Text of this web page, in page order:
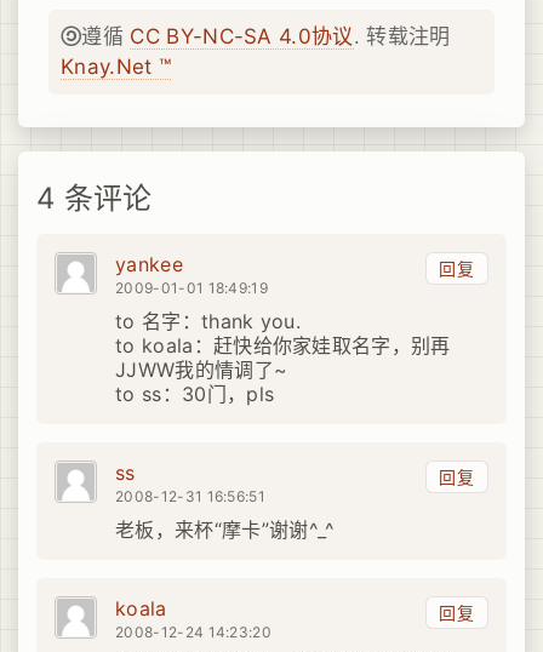
遵循 CC BY-NC-SA 4.0协议. 转载注明
Knay.Net ™
4 条评论
回复
yankee
2009-01-01 18:49:19
to 名字：thank you.
to koala：赶快给你家娃取名字，别再
JJWW我的情调了~
to ss：30门，pls
回复
ss
2008-12-31 16:56:51
老板，来杯“摩卡”谢谢^_^
回复
koala
2008-12-24 14:23:20